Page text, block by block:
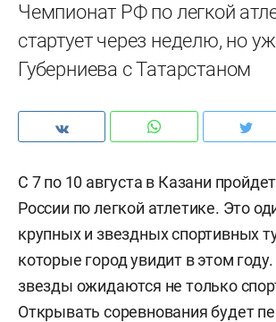
Чемпионат РФ по легкой
стартует через неделю, но
Губерниева с Татарстаном
С 7 по 10 августа в Казани
России по легкой атлетике. Это
крупных и звездных спортивных
которые город увидит в этом
звезды ожидаются не только
Открывать соревнования будет